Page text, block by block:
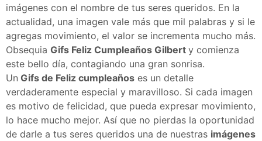
imágenes con el nombre de tus seres queridos. En la
actualidad, una imagen vale más que mil palabras y si le
agregas movimiento, el valor se incrementa mucho más.
Obsequia Gifs Feliz Cumpleaños Gilbert y comienza
este bello día, contagiando una gran sonrisa.
Un Gifs de Feliz cumpleaños es un detalle
verdaderamente especial y maravilloso. Si cada imagen
es motivo de felicidad, que pueda expresar movimiento,
lo hace mucho mejor. Así que no pierdas la oportunidad
de darle a tus seres queridos una de nuestras imágenes